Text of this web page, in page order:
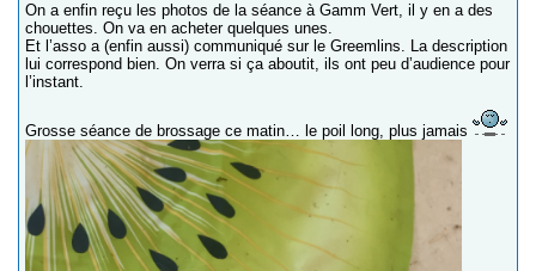
On a enfin reçu les photos de la séance à Gamm Vert, il y en a des
chouettes. On va en acheter quelques unes.
Et l’asso a (enfin aussi) communiqué sur le Greemlins. La description
lui correspond bien. On verra si ça aboutit, ils ont peu d’audience pour
l’instant.
Grosse séance de brossage ce matin… le poil long, plus jamais